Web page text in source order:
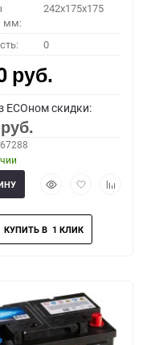
мм:
242x175x175
0
руб.
ECOном скидки:
руб.
БыстрыйДобавить
избранное
Добавить